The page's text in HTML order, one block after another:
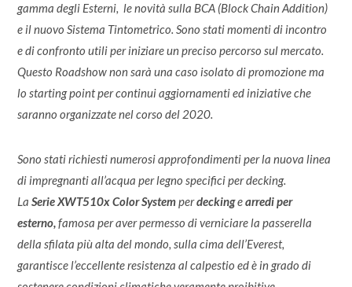
gamma degli Esterni, le novità sulla BCA (Block Chain Addition)
e il nuovo Sistema Tintometrico. Sono stati momenti di incontro
e di confronto utili per iniziare un preciso percorso sul mercato.
Questo Roadshow non sarà una caso isolato di promozione ma
lo starting point per continui aggiornamenti ed iniziative che
saranno organizzate nel corso del 2020.
Sono stati richiesti numerosi approfondimenti per la nuova linea
di impregnanti all’acqua per legno specifici per decking.
LaSerie XWT510x Color Systemperdeckingearredi per
esterno,famosa per aver permesso di verniciare la passerella
della sfilata più alta del mondo, sulla cima dell’Everest,
garantisce l’eccellente resistenza al calpestio ed è in grado di